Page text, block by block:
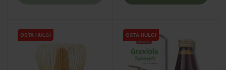
OSTA HULGI
OSTA HULGI
OSTA HULGI OSTA HULGI
OSTA HULGI
OSTA HULGI